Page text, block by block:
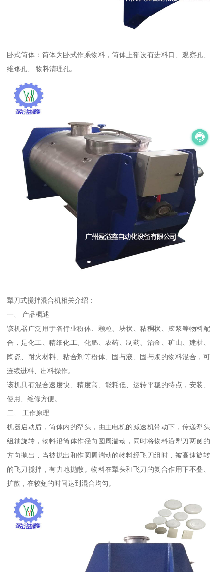
卧式筒体：筒体为卧式作乘物料，筒体上部设有进料口、观察孔、
维修孔、 物料清理孔。
犁刀式搅拌混合机相关介绍：
一、 产品概述
该机器广泛用于各行业粉体、颗粒、块状、粘稠状、胶浆等物料配
合，是化工、精细化工、化肥、农药、制药、治金、矿山、建材、
陶瓷、耐火材料、粘合剂等粉体、固与液、固与浆的物料混合，可
连续进料、出料操作。
该机具有混合速度快、精度高、能耗低、运转平稳的特点，安装、
使用、维修方便。
二、 工作原理
机器启动后，筒体内的犁头，由主电机的减速机带动下，传递犁头
组轴旋转，物料沿筒体作径向圆周湍动，同时将物料沿犁刀两侧的
方向抛出，当被抛出和作圆周湍动的物料经飞刀组时，被高速旋转
的飞刀搅拌，有力地抛散。物料在犁头和飞刀的复合作用下不叠、
扩散，在较短的时间达到混合均匀。